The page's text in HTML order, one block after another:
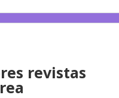
revistas